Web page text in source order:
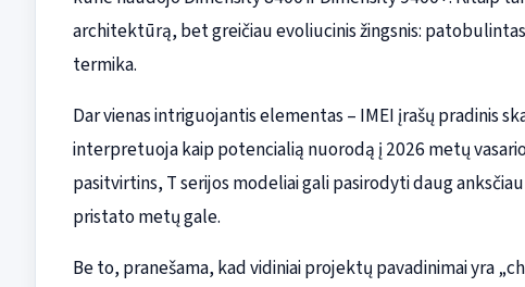
architektūrą, bet greičiau evoliucinis žingsnis:
termika.
Dar vienas intriguojantis elementas – IMEI įrašų pradinis
interpretuoja kaip potencialią nuorodą į 2026 metų
pasitvirtins, T serijos modeliai gali pasirodyti daug
pristato metų gale.
Be to, pranešama, kad vidiniai projektų pavadinimai yra